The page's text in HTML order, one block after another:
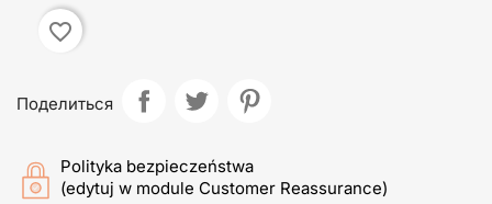
favorite_border
Поделиться
Polityka bezpieczeństwa
(edytuj w module Customer Reassurance)